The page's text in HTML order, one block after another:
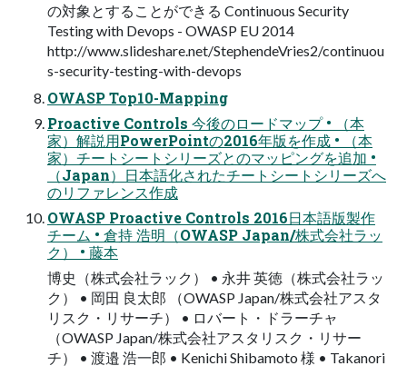
の対象とすることができる Continuous Security
Testing with Devops - OWASP EU 2014
http://www.slideshare.net/StephendeVries2/continuou
s-security-testing-with-devops
OWASP Top10-Mapping
Proactive Controls 今後のロードマップ • （本
家）解説用PowerPointの2016年版を作成 • （本
家）チートシートシリーズとのマッピングを追加 •
（Japan）日本語化されたチートシートシリーズへ
のリファレンス作成
OWASP Proactive Controls 2016日本語版製作
チーム • 倉持 浩明（OWASP Japan/株式会社ラッ
ク） • 藤本
博史（株式会社ラック） • 永井 英徳（株式会社ラッ
ク） • 岡田 良太郎 （OWASP Japan/株式会社アスタ
リスク・リサーチ） • ロバート・ドラーチャ
（OWASP Japan/株式会社アスタリスク・リサー
チ） • 渡邉 浩一郎 • Kenichi Shibamoto 様 • Takanori